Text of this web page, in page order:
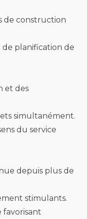
de construction
de planification de
et des
simultanément.
du service
depuis plus de
stimulants.